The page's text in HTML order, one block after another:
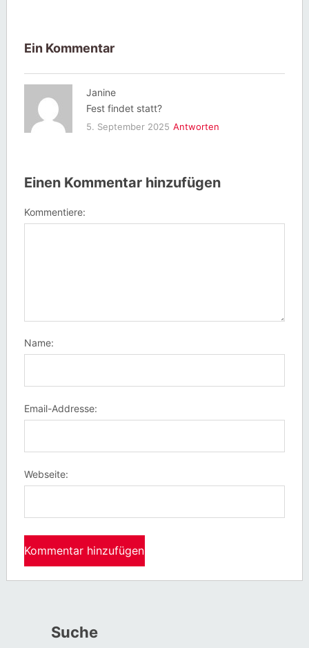
Ein Kommentar
Janine
Fest findet statt?
5. September 2025 Antworten
Einen Kommentar hinzufügen
Kommentiere:
Name:
Email-Addresse:
Webseite:
Suche